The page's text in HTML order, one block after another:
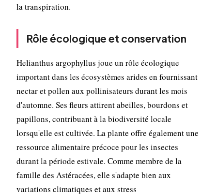
la transpiration.
Rôle écologique et conservation
Helianthus argophyllus joue un rôle écologique
important dans les écosystèmes arides en fournissant
nectar et pollen aux pollinisateurs durant les mois
d'automne. Ses fleurs attirent abeilles, bourdons et
papillons, contribuant à la biodiversité locale
lorsqu'elle est cultivée. La plante offre également une
ressource alimentaire précoce pour les insectes
durant la période estivale. Comme membre de la
famille des Astéracées, elle s'adapte bien aux
variations climatiques et aux stress